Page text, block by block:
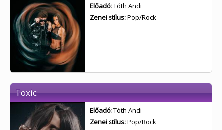
Előadó:Tóth Andi
Zenei stílus:Pop/Rock
Toxic
Előadó:Tóth Andi
Zenei stílus:Pop/Rock